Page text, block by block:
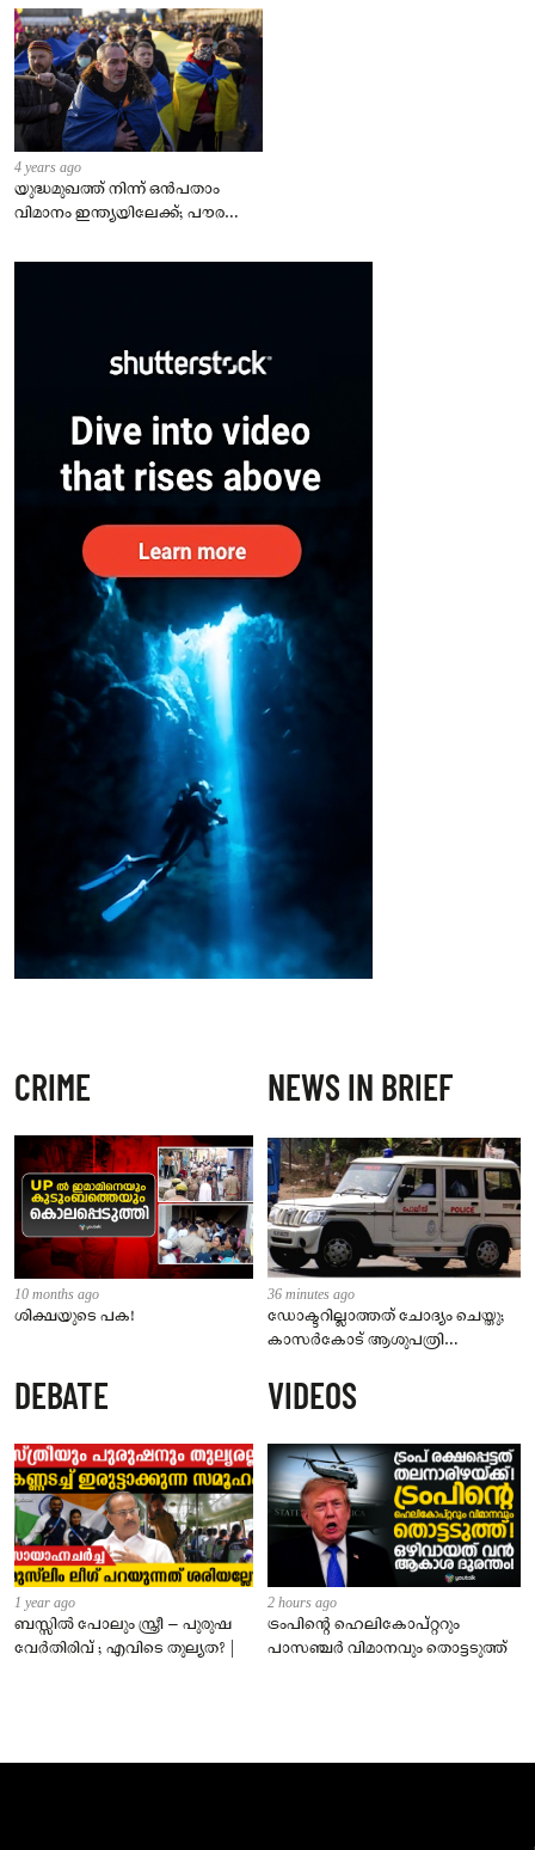
4 years ago
യുദ്ധമുഖത്ത് നിന്ന് ഒൻപതാം
വിമാനം ഇന്ത്യയിലേക്ക്; പൗരന്മാർ
– കേന്ദ്രം
CRIME
10 months ago
ശിക്ഷയുടെ പക!
NEWS IN BRIEF
36 minutes ago
ഡോക്ടറില്ലാത്തത് ചോദ്യം ചെയ്തു;
കാസർകോട് ആശുപത്രി
നാട്ടുകാർക്കെതിരെ കേസ്
DEBATE
1 year ago
ബസ്സിൽ പോലും സ്ത്രീ – പുരുഷ
വേർതിരിവ് ; എവിടെ തുല്യത? |
VIDEOS
2 hours ago
ട്രംപിന്റെ ഹെലികോപ്റ്ററും
പാസഞ്ചര്‍ വിമാനവും തൊട്ടടുത്ത്